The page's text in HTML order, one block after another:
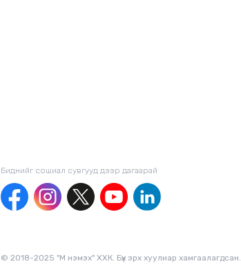
Биднийг сошиал сувгууд дээр дагаaрай
© 2018-2025 "М нэмэх" ХХК. Бүх эрх хуулиар хамгаалагдсан.